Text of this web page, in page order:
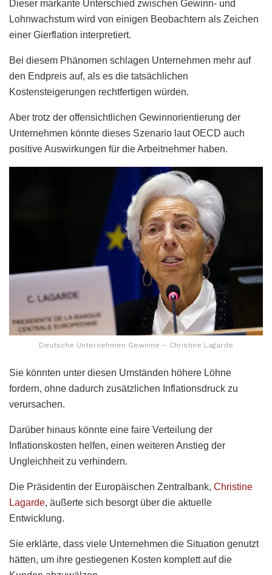
Dieser markante Unterschied zwischen Gewinn- und
Lohnwachstum wird von einigen Beobachtern als Zeichen
einer Gierflation interpretiert.
Bei diesem Phänomen schlagen Unternehmen mehr auf
den Endpreis auf, als es die tatsächlichen
Kostensteigerungen rechtfertigen würden.
Aber trotz der offensichtlichen Gewinnorientierung der
Unternehmen könnte dieses Szenario laut OECD auch
positive Auswirkungen für die Arbeitnehmer haben.
Deutsche Unternehmen Gewinne – Christine Lagarde
Sie könnten unter diesen Umständen höhere Löhne
fordern, ohne dadurch zusätzlichen Inflationsdruck zu
verursachen.
Darüber hinaus könnte eine faire Verteilung der
Inflationskosten helfen, einen weiteren Anstieg der
Ungleichheit zu verhindern.
Die Präsidentin der Europäischen Zentralbank, Christine
Lagarde, äußerte sich besorgt über die aktuelle
Entwicklung.
Sie erklärte, dass viele Unternehmen die Situation genutzt
hätten, um ihre gestiegenen Kosten komplett auf die